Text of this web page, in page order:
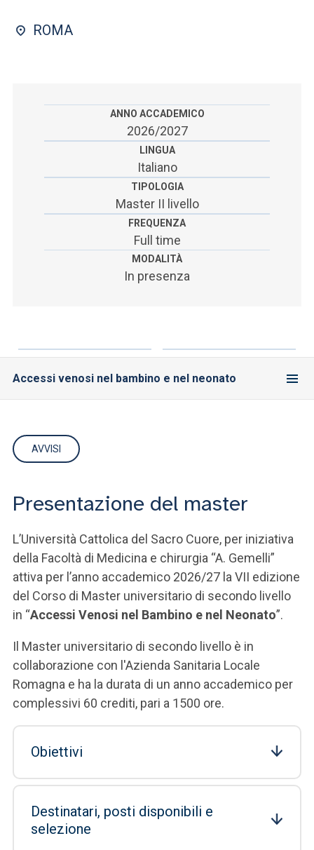
SEI UN DOCENTE O UN MEMBRO DELLO STAFF
ROMA
ANNO ACCADEMICO
2026/2027
LINGUA
Italiano
TIPOLOGIA
Master II livello
FREQUENZA
Full time
MODALITÀ
In presenza
Accessi venosi nel bambino e nel neonato
AVVISI
Presentazione del master
L’Università Cattolica del Sacro Cuore, per iniziativa
della Facoltà di Medicina e chirurgia “A. Gemelli”
attiva per l’anno accademico 2026/27 la VII edizione
del Corso di Master universitario di secondo livello
in “Accessi Venosi nel Bambino e nel Neonato”.
Il Master universitario di secondo livello è in
collaborazione con l'Azienda Sanitaria Locale
Romagna e ha la durata di un anno accademico per
complessivi 60 crediti, pari a 1500 ore.
Obiettivi
Destinatari, posti disponibili e
selezione